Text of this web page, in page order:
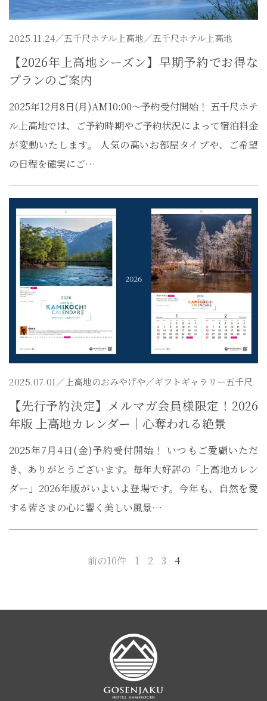
2025.11.24／五千尺ホテル上高地／五千尺ホテル上高地
【2026年上高地シーズン】早期予約でお得な
プランのご案内
2025年12月8日(月)AM10:00～予約受付開始！ 五千尺ホテ
ル上高地では、ご予約時期やご予約状況によって宿泊料金
が変動いたします。 人気の高いお部屋タイプや、ご希望
の日程を確実にご…
2025.07.01／ 上高地のおみやげや／ギフトギャラリー五千尺
【先行予約決定】メルマガ会員様限定！2026
年版 上高地カレンダー｜心奪われる絶景
2025年7月4日(金)予約受付開始！ いつもご愛顧いただ
き、ありがとうございます。毎年大好評の「上高地カレン
ダー」2026年版がいよいよ登場です。今年も、自然を愛
する皆さまの心に響く美しい風景…
前の10件 1 2 3 4